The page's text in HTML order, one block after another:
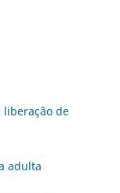
liberação de
adulta